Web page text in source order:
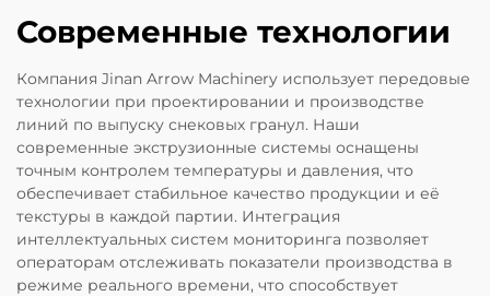
Современные технологии
Компания Jinan Arrow Machinery использует передовые
технологии при проектировании и производстве
линий по выпуску снековых гранул. Наши
современные экструзионные системы оснащены
точным контролем температуры и давления, что
обеспечивает стабильное качество продукции и её
текстуры в каждой партии. Интеграция
интеллектуальных систем мониторинга позволяет
операторам отслеживать показатели производства в
режиме реального времени, что способствует